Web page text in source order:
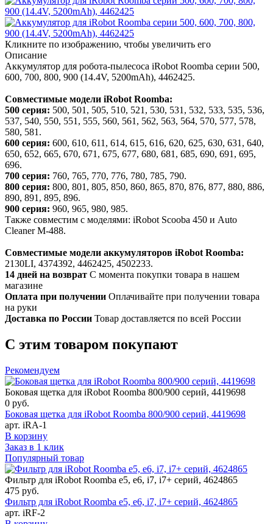
Кликните по изображению, чтобы увеличить его
Описание
Аккумулятор для робота-пылесоса iRobot Roomba серии 500,
600, 700, 800, 900 (14.4V, 5200mAh), 4462425.
Совместимые модели iRobot Roomba:
500 серия: 500, 501, 505, 510, 521, 530, 531, 532, 533, 535, 536,
537, 540, 550, 551, 555, 560, 561, 562, 563, 564, 570, 577, 578,
580, 581.
600 серия: 600, 610, 611, 614, 615, 616, 620, 625, 630, 631, 640,
650, 652, 665, 670, 671, 675, 677, 680, 681, 685, 690, 691, 695,
696.
700 серия: 760, 765, 770, 776, 780, 785, 790.
800 серия: 800, 801, 805, 850, 860, 865, 870, 876, 877, 880, 886,
890, 891, 895, 896.
900 серия: 960, 965, 980, 985.
Также совместим с моделями: iRobot Scooba 450 и Auto
Cleaner M-488.
Совместимые модели аккумуляторов iRobot Roomba:
2130LI, 4374392, 4462425, 4502233.
14 дней на возврат С момента покупки товара в нашем
магазине
Оплата при получении Оплачивайте при получении товара
на руки
Доставка по России Товар доставляется по всей России
С этим товаром покупают
Рекомендуем
Боковая щетка для iRobot Roomba 800/900 серий, 4419698
0 руб.
Боковая щетка для iRobot Roomba 800/900 серий, 4419698
арт. iRA-1
В корзину
Заказ в 1 клик
Популярный товар
Фильтр для iRobot Roomba e5, e6, i7, i7+ серий, 4624865
475 руб.
Фильтр для iRobot Roomba e5, e6, i7, i7+ серий, 4624865
арт. iRF-2